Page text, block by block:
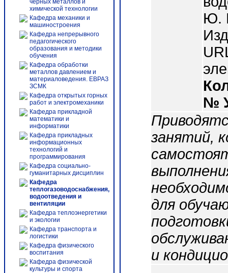
черных металлов и
химической технологии
Кафедра механики и
машиностроения
Кафедра непрерывного
педагогического
образования и методики
обучения
Кафедра обработки
металлов давлением и
материаловедения. ЕВРАЗ
ЗСМК
Кафедра открытых горных
работ и электромеханики
Кафедра прикладной
математики и
информатики
Кафедра прикладных
информационных
технологий и
программирования
Кафедра социально-
гуманитарных дисциплин
Кафедра
теплогазоводоснабжения,
водоотведения и
вентиляции
Кафедра теплоэнергетики
и экологии
Кафедра транспорта и
логистики
Кафедра физического
воспитания
Кафедра физической
культуры и спорта
Ю.
№
занятий,
для
и